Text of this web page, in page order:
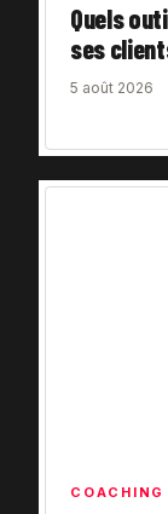
Quels
ses
5 août 2026
COACHING